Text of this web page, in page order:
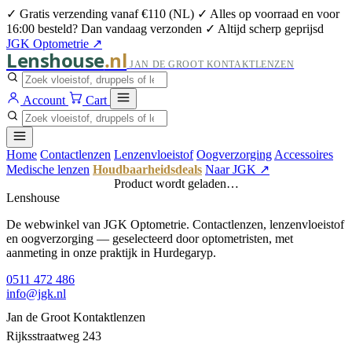
✓ Gratis verzending vanaf €110 (NL) ✓ Alles op voorraad en voor
16:00 besteld? Dan vandaag verzonden ✓ Altijd scherp geprijsd
JGK Optometrie ↗
Lenshouse.nl JAN DE GROOT KONTAKTLENZEN
Account Cart
Home Contactlenzen Lenzenvloeistof Oogverzorging Accessoires
Medische lenzen Houdbaarheidsdeals Naar JGK ↗
Product wordt geladen…
Lenshouse
De webwinkel van JGK Optometrie. Contactlenzen, lenzenvloeistof
en oogverzorging — geselecteerd door optometristen, met
aanmeting in onze praktijk in Hurdegaryp.
0511 472 486
info@jgk.nl
Jan de Groot Kontaktlenzen
Rijksstraatweg 243